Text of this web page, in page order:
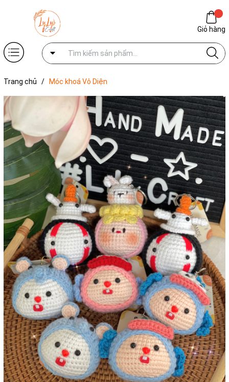
Giỏ hàng
Trang chủ / Móc khoá Vô Diện